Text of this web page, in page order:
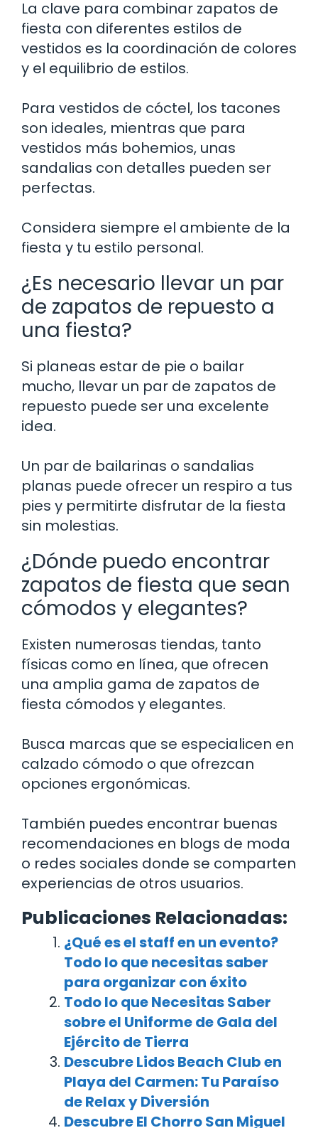
La clave para combinar zapatos de
fiesta con diferentes estilos de
vestidos es la coordinación de colores
y el equilibrio de estilos.
Para vestidos de cóctel, los tacones
son ideales, mientras que para
vestidos más bohemios, unas
sandalias con detalles pueden ser
perfectas.
Considera siempre el ambiente de la
fiesta y tu estilo personal.
¿Es necesario llevar un par
de zapatos de repuesto a
una fiesta?
Si planeas estar de pie o bailar
mucho, llevar un par de zapatos de
repuesto puede ser una excelente
idea.
Un par de bailarinas o sandalias
planas puede ofrecer un respiro a tus
pies y permitirte disfrutar de la fiesta
sin molestias.
¿Dónde puedo encontrar
zapatos de fiesta que sean
cómodos y elegantes?
Existen numerosas tiendas, tanto
físicas como en línea, que ofrecen
una amplia gama de zapatos de
fiesta cómodos y elegantes.
Busca marcas que se especialicen en
calzado cómodo o que ofrezcan
opciones ergonómicas.
También puedes encontrar buenas
recomendaciones en blogs de moda
o redes sociales donde se comparten
experiencias de otros usuarios.
Publicaciones Relacionadas:
¿Qué es el staff en un evento?
Todo lo que necesitas saber
para organizar con éxito
Todo lo que Necesitas Saber
sobre el Uniforme de Gala del
Ejército de Tierra
Descubre Lidos Beach Club en
Playa del Carmen: Tu Paraíso
de Relax y Diversión
Descubre El Chorro San Miguel